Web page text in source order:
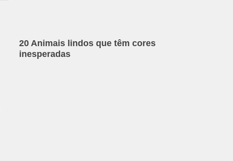
20 Animais lindos que têm cores
inesperadas